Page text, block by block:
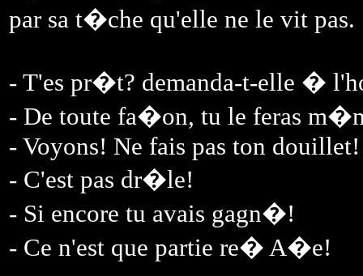
par sa t�che qu'elle ne le vit pas.
- T'es pr�t? demanda-t-elle �
- De toute fa�on, tu le feras
- Voyons! Ne fais pas ton douillet!
- C'est pas dr�le!
- Si encore tu avais gagn�!
- Ce n'est que partie re� A�e!